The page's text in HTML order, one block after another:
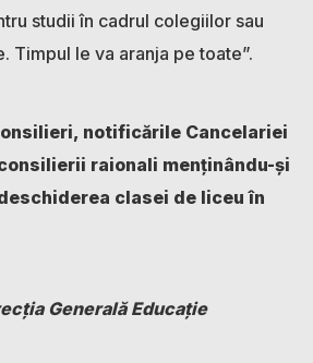
studii în cadrul colegiilor sau
Timpul le va aranja pe toate”.
notificările Cancelariei
raionali menținându-și
clasei de liceu în
Generală Educație